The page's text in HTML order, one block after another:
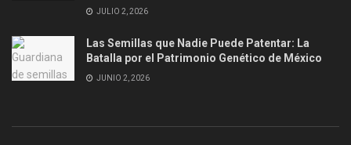
JULIO 2, 2026
Las Semillas que Nadie Puede Patentar: La
Batalla por el Patrimonio Genético de México
JUNIO 2, 2026